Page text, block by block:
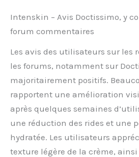
Intenskin – Avis Doctissimo, y
forum commentaires
Les avis des utilisateurs sur les
les forums, notamment sur
majoritairement positifs.
rapportent une amélioration
après quelques semaines
une réduction des rides et une
hydratée. Les utilisateurs
texture légère de la crème,